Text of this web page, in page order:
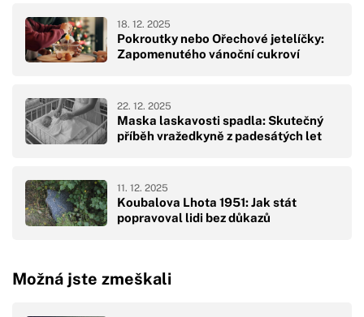
Pokroutky nebo Ořechové jetelíčky:
Zapomenutého vánoční cukroví
18. 12. 2025
Maska laskavosti spadla: Skutečný
příběh vražedkyně z padesátých let
22. 12. 2025
Koubalova Lhota 1951: Jak stát
popravoval lidi bez důkazů
11. 12. 2025
Možná jste zmeškali